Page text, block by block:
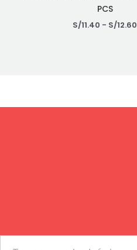
PCS
S/11.40 - S/12.60